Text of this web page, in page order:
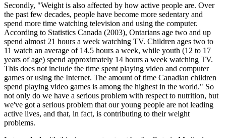
Secondly, "Weight is also affected by how active people are. Over
the past few decades, people have become more sedentary and
spend more time watching television and using the computer.
According to Statistics Canada (2003), Ontarians age two and up
spend almost 21 hours a week watching TV. Children ages two to
11 watch an average of 14.5 hours a week, while youth (12 to 17
years of age) spend approximately 14 hours a week watching TV.
This does not include the time spent playing video and computer
games or using the Internet. The amount of time Canadian children
spend playing video games is among the highest in the world." So
not only do we have a serious problem with respect to nutrition, but
we've got a serious problem that our young people are not leading
active lives, and that, in fact, is contributing to their weight
problems.